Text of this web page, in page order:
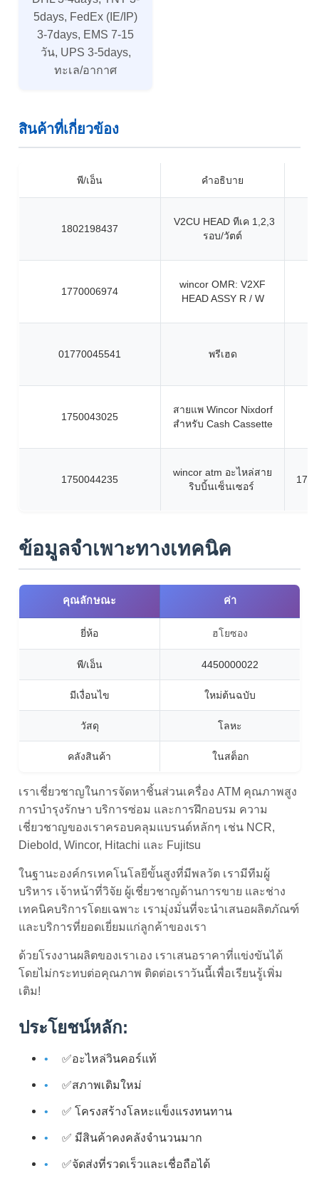
5days, FedEx (IE/IP)
3-7days, EMS 7-15
วัน, UPS 3-5days,
ทะเล/อากาศ
สินค้าที่เกี่ยวข้อง
พี/เอ็น คำอธิบาย
1802198437
V2CU HEAD ทีเค 1,2,3
รอบ/วัตต์
1770006974
wincor OMR: V2XF
HEAD ASSY R / W
01770045541 พรีเฮด
1750043025
สายแพ Wincor Nixdorf
สำหรับ Cash Cassette
1750044235
wincor atm อะไหล่สาย
ริบบิ้นเซ็นเซอร์
ข้อมูลจำเพาะทางเทคนิค
คุณลักษณะ ค่า
ยี่ห้อ ฮโยซอง
พี/เอ็น 4450000022
มีเงื่อนไข ใหม่ต้นฉบับ
วัสดุ โลหะ
คลังสินค้า ในสต็อก
เราเชี่ยวชาญในการจัดหาชิ้นส่วนเครื่อง ATM คุณภาพสูง
การบำรุงรักษา บริการซ่อม และการฝึกอบรม ความ
เชี่ยวชาญของเราครอบคลุมแบรนด์หลักๆ เช่น NCR,
Diebold, Wincor, Hitachi และ Fujitsu
ในฐานะองค์กรเทคโนโลยีขั้นสูงที่มีพลวัต เรามีทีมผู้
บริหาร เจ้าหน้าที่วิจัย ผู้เชี่ยวชาญด้านการขาย และช่าง
เทคนิคบริการโดยเฉพาะ เรามุ่งมั่นที่จะนำเสนอผลิตภัณฑ์
และบริการที่ยอดเยี่ยมแก่ลูกค้าของเรา
ด้วยโรงงานผลิตของเราเอง เราเสนอราคาที่แข่งขันได้
โดยไม่กระทบต่อคุณภาพ ติดต่อเราวันนี้เพื่อเรียนรู้เพิ่ม
เติม!
ประโยชน์หลัก:
✅อะไหล่วินคอร์แท้
✅สภาพเดิมใหม่
✅ โครงสร้างโลหะแข็งแรงทนทาน
✅ มีสินค้าคงคลังจำนวนมาก
✅จัดส่งที่รวดเร็วและเชื่อถือได้